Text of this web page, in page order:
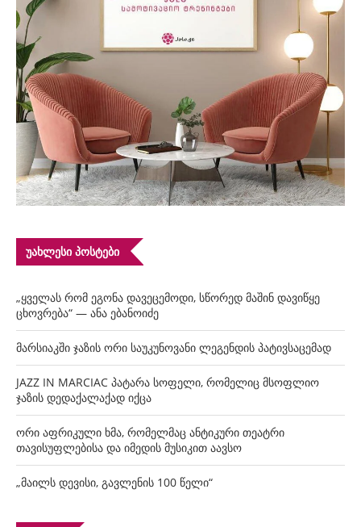
ᲣᲐᲮᲚᲔᲡᲘ ᲞᲝᲡᲢᲔᲑᲘ
„ყველას რომ ეგონა დავეცემოდი, სწორედ მაშინ დავიწყე
ცხოვრება“ — ანა ებანოიძე
მარსიაკში ჯაზის ორი საუკუნოვანი ლეგენდის პატივსაცემად
JAZZ IN MARCIAC პატარა სოფელი, რომელიც მსოფლიო
ჯაზის დედაქალაქად იქცა
ორი აფრიკული ხმა, რომელმაც ანტიკური თეატრი
თავისუფლებისა და იმედის მუსიკით აავსო
„მაილს დევისი, გავლენის 100 წელი“